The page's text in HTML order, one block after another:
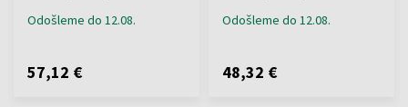
Odošleme do 12.08.
57,12 €
Odošleme do 12.08.
48,32 €